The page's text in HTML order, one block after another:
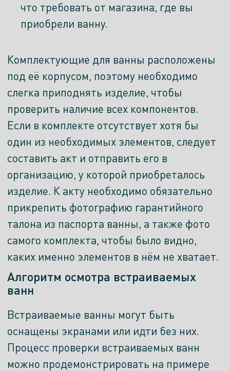
что требовать от магазина, где вы
приобрели ванну.
Комплектующие для ванны расположены
под её корпусом, поэтому необходимо
слегка приподнять изделие, чтобы
проверить наличие всех компонентов.
Если в комплекте отсутствует хотя бы
один из необходимых элементов, следует
составить акт и отправить его в
организацию, у которой приобреталось
изделие. К акту необходимо обязательно
прикрепить фотографию гарантийного
талона из паспорта ванны, а также фото
самого комплекта, чтобы было видно,
каких именно элементов в нём не хватает.
Алгоритм осмотра встраиваемых
ванн
Встраиваемые ванны могут быть
оснащены экранами или идти без них.
Процесс проверки встраиваемых ванн
можно продемонстрировать на примере